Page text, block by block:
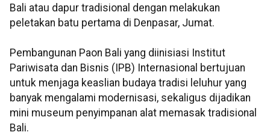
Bali atau dapur tradisional dengan melakukan
peletakan batu pertama di Denpasar, Jumat.
Pembangunan Paon Bali yang diinisiasi Institut
Pariwisata dan Bisnis (IPB) Internasional bertujuan
untuk menjaga keaslian budaya tradisi leluhur yang
banyak mengalami modernisasi, sekaligus dijadikan
mini museum penyimpanan alat memasak tradisional
Bali.